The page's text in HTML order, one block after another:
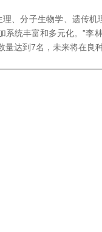
分子生物学、遗传机
系统丰富和多元化。”李
量达到7名，未来将在良